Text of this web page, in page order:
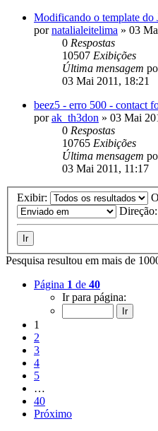
Modificando o template do
pornatalialeitelima » 03
0 Respostas
10507 Exibições
Última mensagem
03 Mai 2011, 18:21
beez5 - erro 500 - contact
porak_th3don » 03 Mai
0 Respostas
10765 Exibições
Última mensagem
03 Mai 2011, 11:17
Exibir:
Direção:
Pesquisa resultou em mais de
Página 1 de 40
Ir para página:
1
2
3
4
5
…
40
Próximo